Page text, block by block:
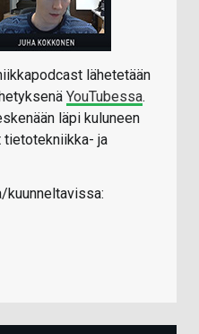
lähetetään
YouTubessa.
läpi kuluneen
tietotekniikka- ja